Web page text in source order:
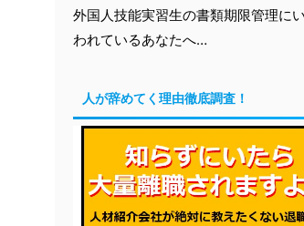
外国人技能実習生の書類期限管理に
われているあなたへ…
人が辞めてく理由徹底調査！